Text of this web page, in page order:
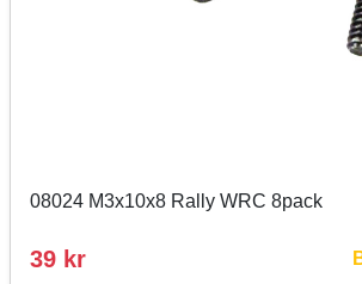
08024 M3x10x8 Rally WRC 8pack
39 kr